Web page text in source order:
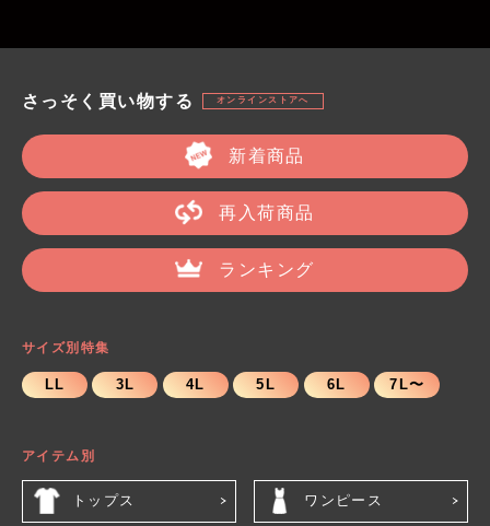
さっそく買い物する オンラインストアへ
新着商品
再入荷商品
ランキング
サイズ別特集
LL 3L 4L 5L 6L 7L〜
アイテム別
トップス ワンピース